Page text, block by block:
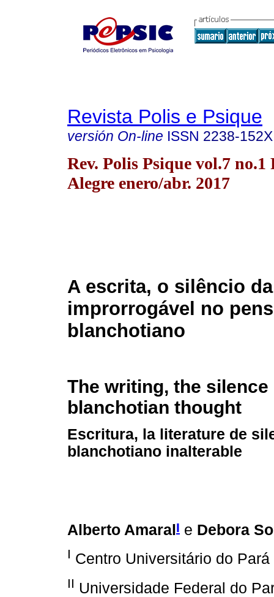
Revista Polis e Psique
versión On-line ISSN 2238-152X
Rev. Polis Psique vol.7 no.1
Alegre enero/abr. 2017
A escrita, o silêncio
improrrogável no
blanchotiano
The writing, the
blanchotian thought
Escritura, la literature de
blanchotiano inalterable
Alberto AmaralI e Debora
I Centro Universitário do
II Universidade Federal do